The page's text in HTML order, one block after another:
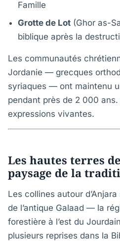
Famille
Grotte de Lot (Ghor as-
biblique après la
Les communautés
Jordanie — grecques
syriaques — ont maintenu
pendant près de 2 000 ans.
expressions vivantes.
Les hautes terres
paysage de la
Les collines autour
de l’antique Galaad — la
forestière à l’est du
plusieurs reprises dans la